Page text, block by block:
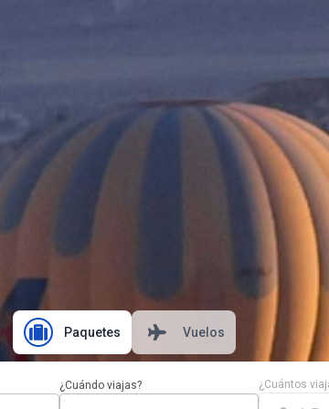
Paquetes Vuelos
¿Cuándo viajas? ¿Cuántos